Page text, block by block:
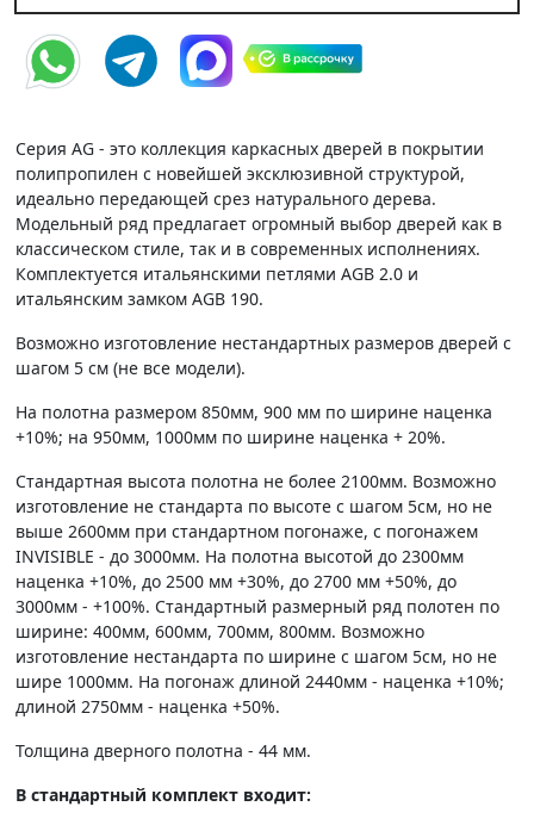
Серия AG - это коллекция каркасных дверей в покрытии
полипропилен с новейшей эксклюзивной структурой,
идеально передающей срез натурального дерева.
Модельный ряд предлагает огромный выбор дверей как в
классическом стиле, так и в современных исполнениях.
Комплектуется итальянскими петлями AGB 2.0 и
итальянским замком AGB 190.
Возможно изготовление нестандартных размеров дверей с
шагом 5 см (не все модели).
На полотна размером 850мм, 900 мм по ширине наценка
+10%; на 950мм, 1000мм по ширине наценка + 20%.
Стандартная высота полотна не более 2100мм. Возможно
изготовление не стандарта по высоте с шагом 5см, но не
выше 2600мм при стандартном погонаже, с погонажем
INVISIBLE - до 3000мм. На полотна высотой до 2300мм
наценка +10%, до 2500 мм +30%, до 2700 мм +50%, до
3000мм - +100%. Стандартный размерный ряд полотен по
ширине: 400мм, 600мм, 700мм, 800мм. Возможно
изготовление нестандарта по ширине с шагом 5см, но не
шире 1000мм. На погонаж длиной 2440мм - наценка +10%;
длиной 2750мм - наценка +50%.
Толщина дверного полотна - 44 мм.
В стандартный комплект входит: